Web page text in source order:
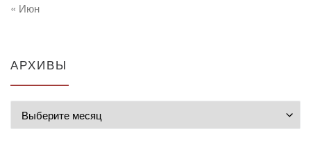
« Июн
АРХИВЫ